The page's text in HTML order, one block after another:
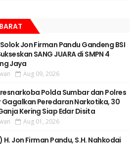
Jon Firman Pandu Gandeng BSI
SANG JUARA di SMPN 4
Jaya
Aug 09, 2026
Polda Sumbar dan Polres
Gagalkan Peredaran Narkotika, 30
Kering Siap Edar Disita
Aug 01, 2026
H. Jon Firman Pandu, S.H. Nahkodai